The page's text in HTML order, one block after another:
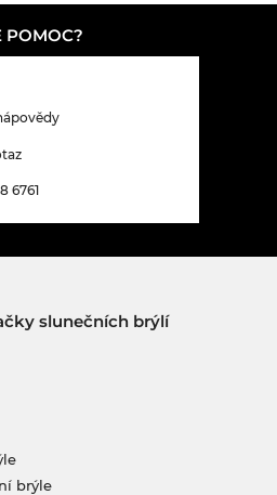
POMOC?
6761
slunečních brýlí
brýle